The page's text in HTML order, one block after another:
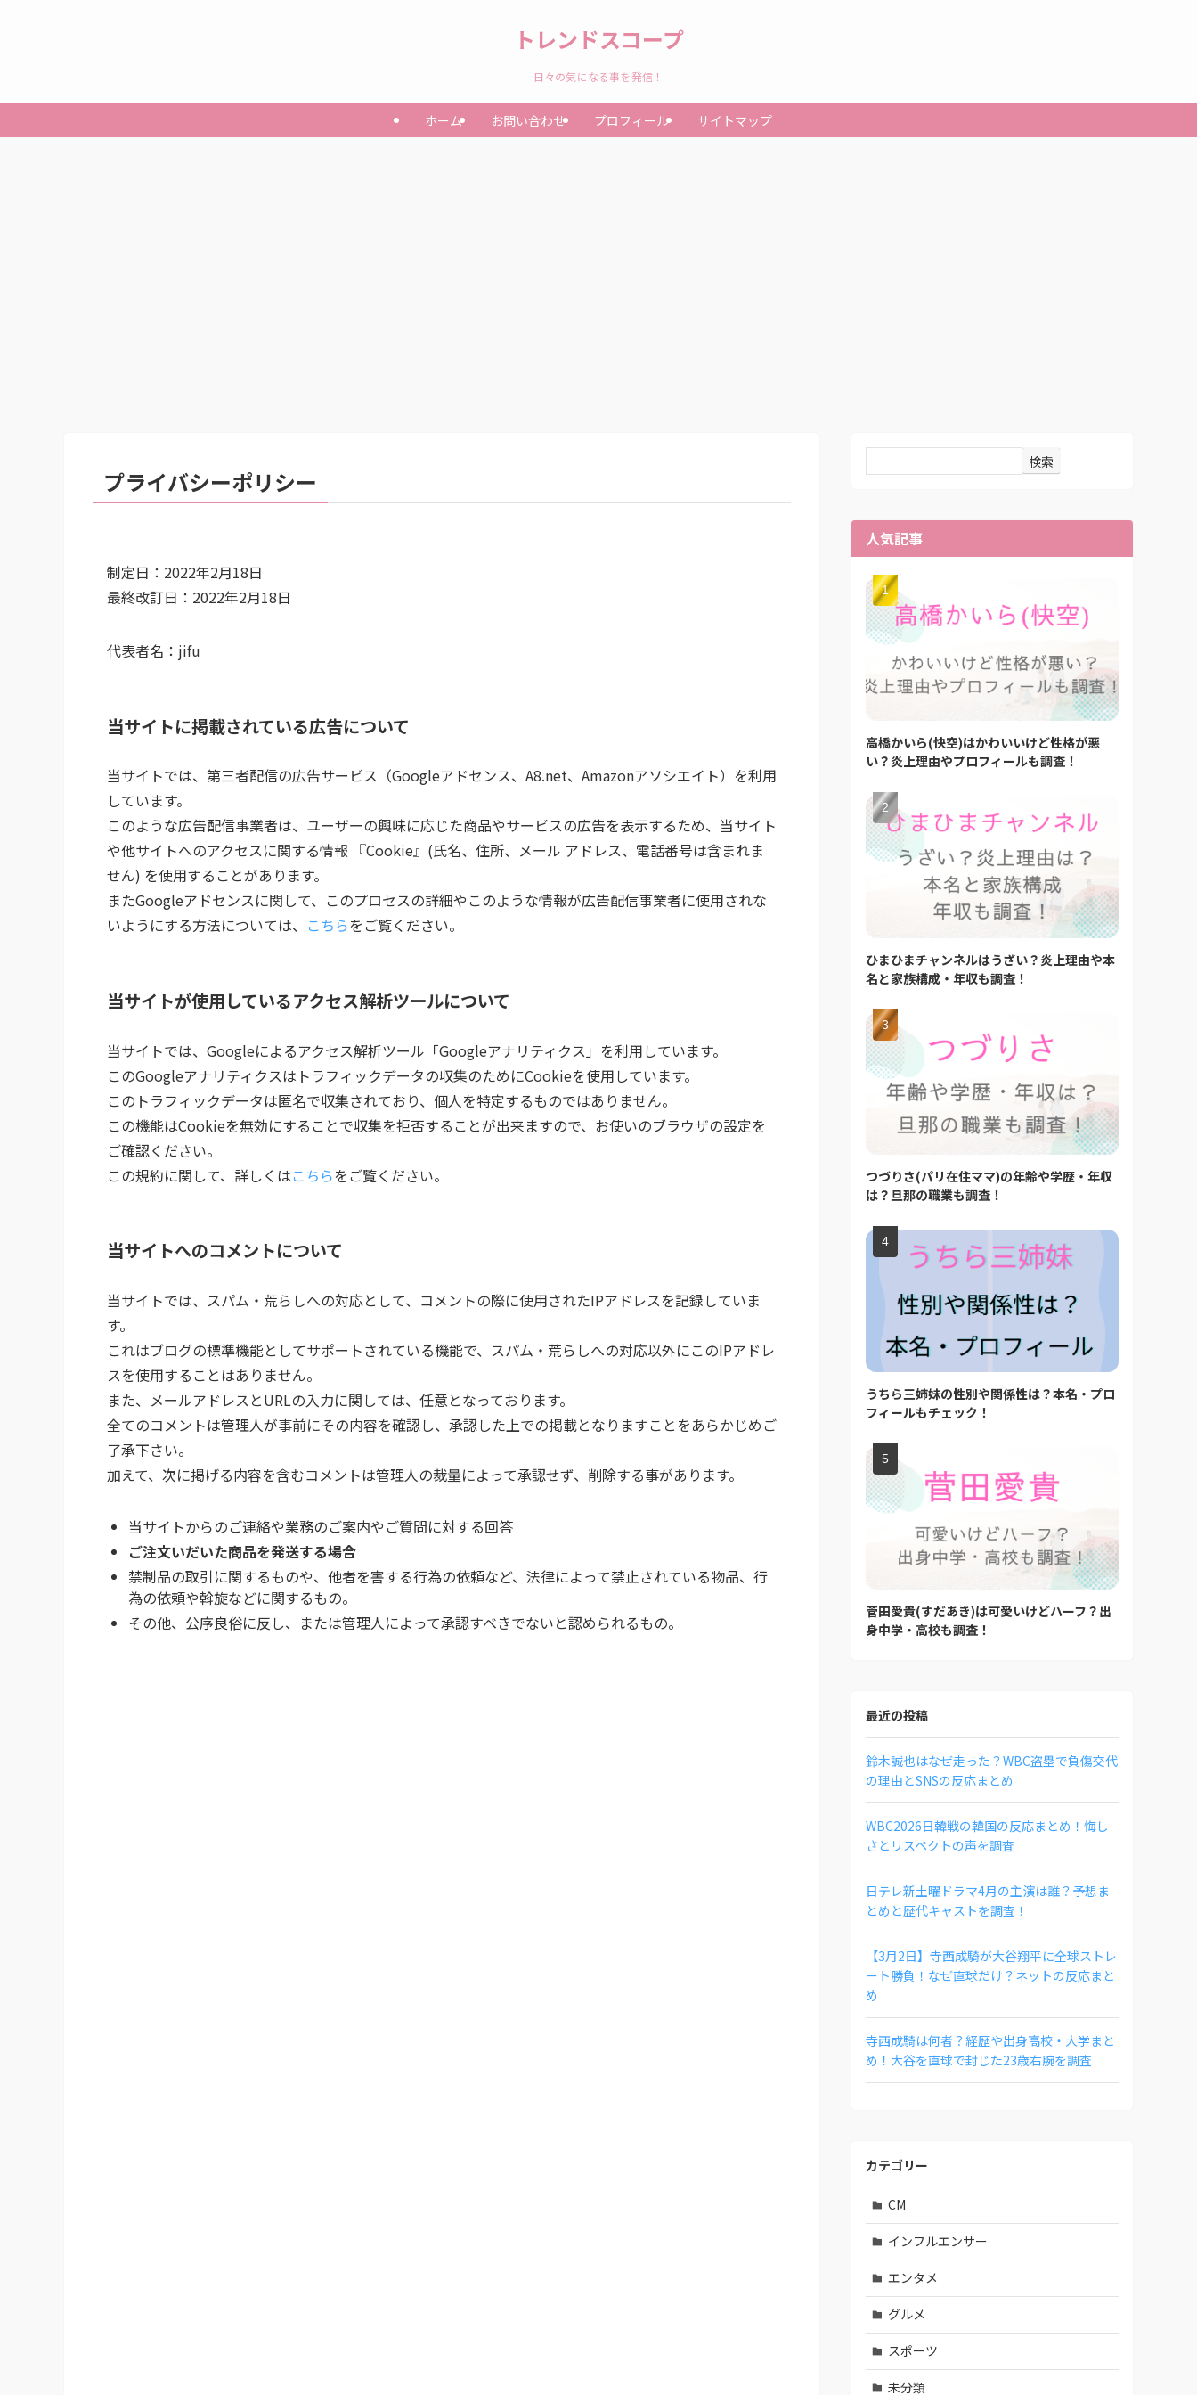
トレンドスコープ
日々の気になる事を発信！
ホーム お問い合わせ プロフィール サイトマップ
プライバシーポリシー
制定日：2022年2月18日
最終改訂日：2022年2月18日
代表者名：jifu
当サイトに掲載されている広告について
当サイトでは、第三者配信の広告サービス（Googleアドセンス、A8.net、Amazonアソシエイト）を利用
しています。
このような広告配信事業者は、ユーザーの興味に応じた商品やサービスの広告を表示するため、当サイト
や他サイトへのアクセスに関する情報 『Cookie』(氏名、住所、メール アドレス、電話番号は含まれま
せん) を使用することがあります。
またGoogleアドセンスに関して、このプロセスの詳細やこのような情報が広告配信事業者に使用されな
いようにする方法については、 こちらをご覧ください。
当サイトが使用しているアクセス解析ツールについて
当サイトでは、Googleによるアクセス解析ツール「Googleアナリティクス」を利用しています。
このGoogleアナリティクスはトラフィックデータの収集のためにCookieを使用しています。
このトラフィックデータは匿名で収集されており、個人を特定するものではありません。
この機能はCookieを無効にすることで収集を拒否することが出来ますので、お使いのブラウザの設定を
ご確認ください。
この規約に関して、詳しくはこちらをご覧ください。
当サイトへのコメントについて
当サイトでは、スパム・荒らしへの対応として、コメントの際に使用されたIPアドレスを記録していま
す。
これはブログの標準機能としてサポートされている機能で、スパム・荒らしへの対応以外にこのIPアドレ
スを使用することはありません。
また、メールアドレスとURLの入力に関しては、任意となっております。
全てのコメントは管理人が事前にその内容を確認し、承認した上での掲載となりますことをあらかじめご
了承下さい。
加えて、次に掲げる内容を含むコメントは管理人の裁量によって承認せず、削除する事があります。
当サイトからのご連絡や業務のご案内やご質問に対する回答
ご注文いだいた商品を発送する場合
禁制品の取引に関するものや、他者を害する行為の依頼など、法律によって禁止されている物品、行
為の依頼や斡旋などに関するもの。
その他、公序良俗に反し、または管理人によって承認すべきでないと認められるもの。
検索
人気記事
高橋かいら(快空)はかわいいけど性格が悪
い？炎上理由やプロフィールも調査！
ひまひまチャンネルはうざい？炎上理由や本
名と家族構成・年収も調査！
つづりさ(パリ在住ママ)の年齢や学歴・年収
は？旦那の職業も調査！
うちら三姉妹の性別や関係性は？本名・プロ
フィールもチェック！
菅田愛貴(すだあき)は可愛いけどハーフ？出
身中学・高校も調査！
最近の投稿
鈴木誠也はなぜ走った？WBC盗塁で負傷交代
の理由とSNSの反応まとめ
WBC2026日韓戦の韓国の反応まとめ！悔し
さとリスペクトの声を調査
日テレ新土曜ドラマ4月の主演は誰？予想ま
とめと歴代キャストを調査！
【3月2日】寺西成騎が大谷翔平に全球ストレ
ート勝負！なぜ直球だけ？ネットの反応まと
め
寺西成騎は何者？経歴や出身高校・大学まと
め！大谷を直球で封じた23歳右腕を調査
カテゴリー
CM
インフルエンサー
エンタメ
グルメ
スポーツ
未分類